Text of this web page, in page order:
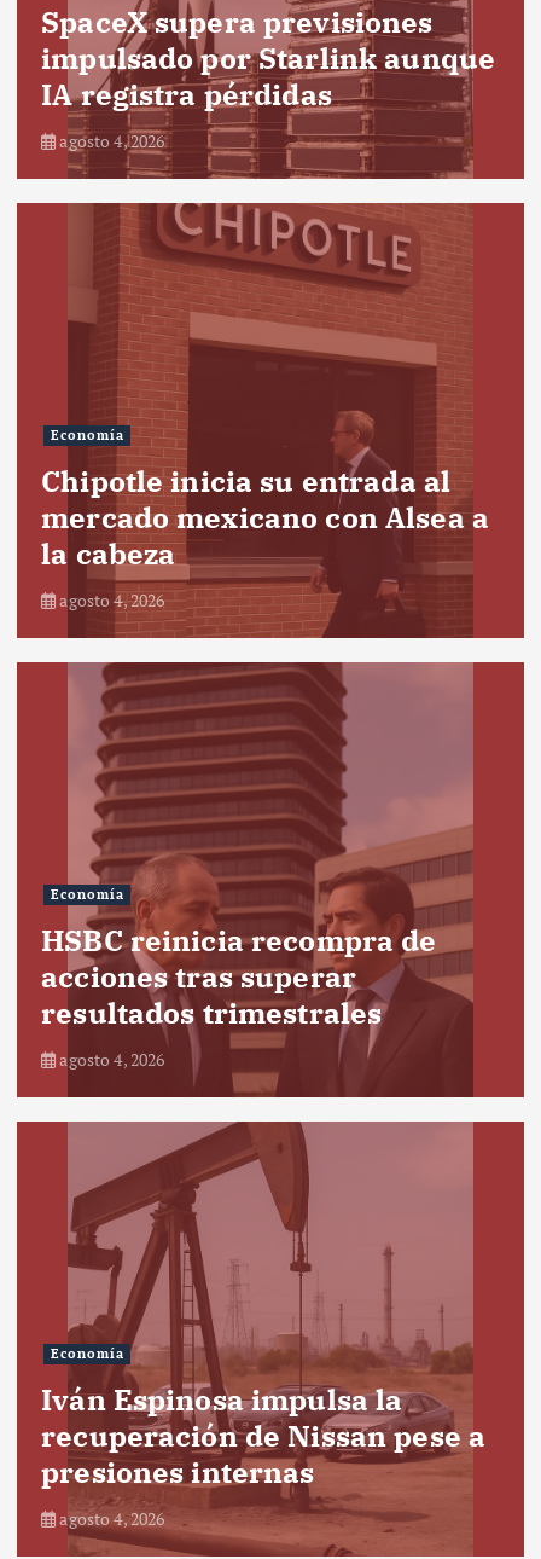
SpaceX supera previsiones
impulsado por Starlink aunque
IA registra pérdidas
agosto 4, 2026
Economía
Chipotle inicia su entrada al
mercado mexicano con Alsea a
la cabeza
agosto 4, 2026
Economía
HSBC reinicia recompra de
acciones tras superar
resultados trimestrales
agosto 4, 2026
Economía
Iván Espinosa impulsa la
recuperación de Nissan pese a
presiones internas
agosto 4, 2026